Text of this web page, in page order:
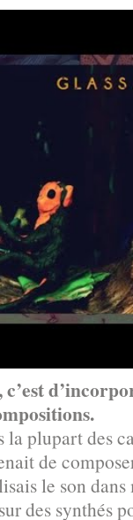
la plupart des
de
le son
des synthés